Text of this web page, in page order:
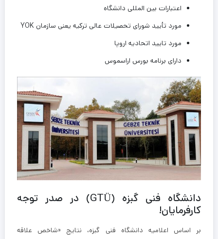
اعتبارات بین المللی دانشگاه
مورد تأیید شورای تحصیلات عالی ترکیه یعنی سازمان YOK
مورد تایید اتحادیه اروپا
دارای برنامه بورس اراسموس
دانشگاه فنی گبزه (GTÜ) در صدر توجه
کارفرمایان!
بر اساس اعلامیه دانشگاه فنی گبزه، نتایج «شاخص علاقه